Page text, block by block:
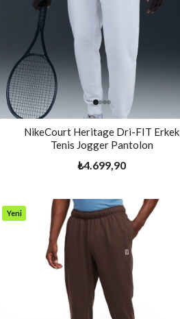
NikeCourt Heritage Dri-FIT Erkek
Tenis Jogger Pantolon
₺4.699,90
Yeni